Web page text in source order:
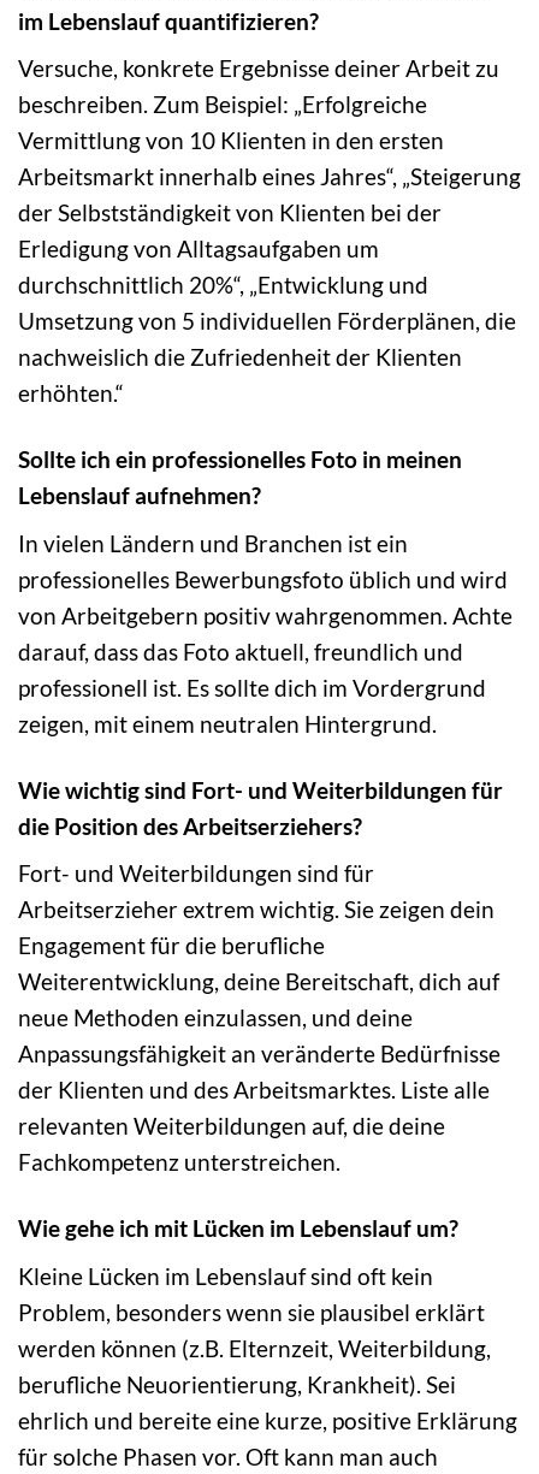
im Lebenslauf quantifizieren?
Versuche, konkrete Ergebnisse deiner Arbeit zu
beschreiben. Zum Beispiel: „Erfolgreiche
Vermittlung von 10 Klienten in den ersten
Arbeitsmarkt innerhalb eines Jahres“, „Steigerung
der Selbstständigkeit von Klienten bei der
Erledigung von Alltagsaufgaben um
durchschnittlich 20%“, „Entwicklung und
Umsetzung von 5 individuellen Förderplänen, die
nachweislich die Zufriedenheit der Klienten
erhöhten.“
Sollte ich ein professionelles Foto in meinen
Lebenslauf aufnehmen?
In vielen Ländern und Branchen ist ein
professionelles Bewerbungsfoto üblich und wird
von Arbeitgebern positiv wahrgenommen. Achte
darauf, dass das Foto aktuell, freundlich und
professionell ist. Es sollte dich im Vordergrund
zeigen, mit einem neutralen Hintergrund.
Wie wichtig sind Fort- und Weiterbildungen für
die Position des Arbeitserziehers?
Fort- und Weiterbildungen sind für
Arbeitserzieher extrem wichtig. Sie zeigen dein
Engagement für die berufliche
Weiterentwicklung, deine Bereitschaft, dich auf
neue Methoden einzulassen, und deine
Anpassungsfähigkeit an veränderte Bedürfnisse
der Klienten und des Arbeitsmarktes. Liste alle
relevanten Weiterbildungen auf, die deine
Fachkompetenz unterstreichen.
Wie gehe ich mit Lücken im Lebenslauf um?
Kleine Lücken im Lebenslauf sind oft kein
Problem, besonders wenn sie plausibel erklärt
werden können (z.B. Elternzeit, Weiterbildung,
berufliche Neuorientierung, Krankheit). Sei
ehrlich und bereite eine kurze, positive Erklärung
für solche Phasen vor. Oft kann man auch